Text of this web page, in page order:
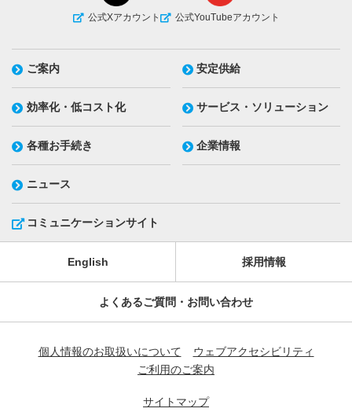
公式Xアカウント 公式YouTubeアカウント
ご案内 安定供給
効率化・低コスト化 サービス・ソリューション
各種お手続き 企業情報
ニュース
コミュニケーションサイト
English 採用情報
よくあるご質問・お問い合わせ
個人情報のお取扱いについて
ウェブアクセシビリティ
ご利用のご案内
サイトマップ